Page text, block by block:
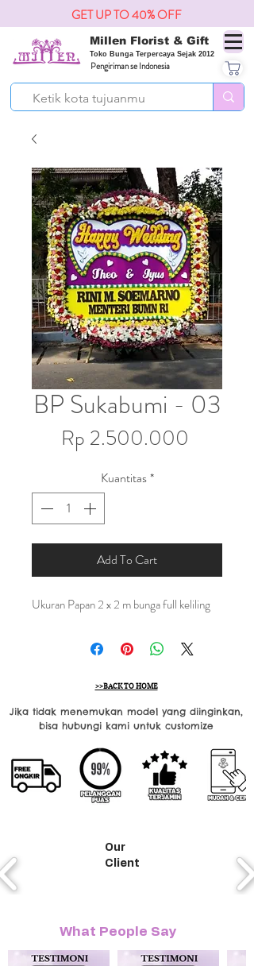
Millen Florist & Gift
Toko Bunga Terpercaya Sejak 2012
Pengiriman se Indonesia
GET UP TO 40% OFF
BP Sukabumi - 03
Rp 2.500.000
Kuantitas*
Add To Cart
Ukuran Papan 2 x 2 m bunga full keliling
>>BACK TO HOME
Jika tidak menemukan model yang diinginkan,
bisa hubungi kami untuk customize
Our
Client
What People Say